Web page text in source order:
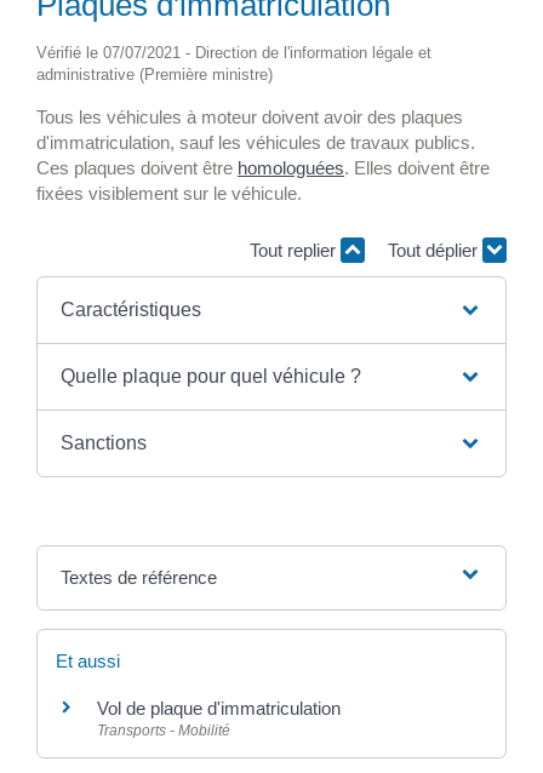
Vérifié le 07/07/2021 - Direction de l'information légale et
administrative (Première ministre)
Tous les véhicules à moteur doivent avoir des plaques
d'immatriculation, sauf les véhicules de travaux publics.
Ces plaques doivent être homologuées. Elles doivent être
fixées visiblement sur le véhicule.
Tout replier Tout déplier
Caractéristiques
Quelle plaque pour quel véhicule ?
Sanctions
Textes de référence
Et aussi
Vol de plaque d'immatriculation
Transports - Mobilité